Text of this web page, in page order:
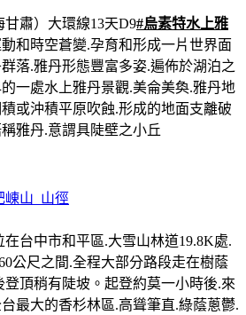
肅）大環線13天D9#烏素特水上雅
和時空蒼變.孕育和形成一片世界面
落.雅丹形態豐富多姿.遍佈於湖泊之
一處水上雅丹景觀.美侖美奐.雅丹地
或沖積平原吹蝕.形成的地面支離破
雅丹.意謂具陡壁之小丘
崠山_山徑
在台中市和平區.大雪山林道19.8K處.
公尺之間.全程大部分路段走在樹蔭
頂稍有陡坡。起登約莫一小時後.來
最大的香杉林區.高聳筆直.綠蔭蔥鬱.